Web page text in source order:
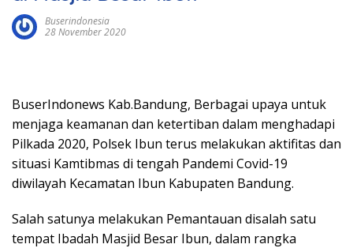
Buserindonesia
28 November 2020
BuserIndonews Kab.Bandung, Berbagai upaya untuk
menjaga keamanan dan ketertiban dalam menghadapi
Pilkada 2020, Polsek Ibun terus melakukan aktifitas dan
situasi Kamtibmas di tengah Pandemi Covid-19
diwilayah Kecamatan Ibun Kabupaten Bandung.
Salah satunya melakukan Pemantauan disalah satu
tempat Ibadah Masjid Besar Ibun, dalam rangka